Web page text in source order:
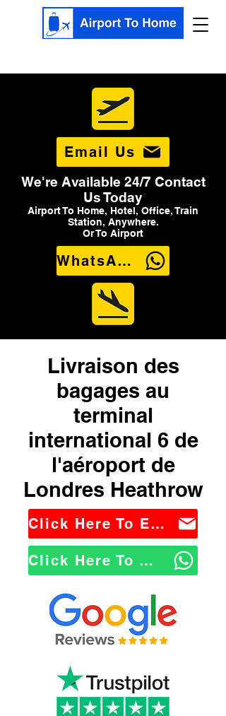
Email Us
We're Available 24/7 Contact
Us Today
Airport To Home, Hotel, Office, Train
Station, Anywhere.
Or To Airport
WhatsApp Us
Livraison des
bagages au
terminal
international 6 de
l'aéroport de
Londres Heathrow
Click Here To Email Us
Click Here To WhatsApp Us